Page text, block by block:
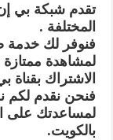
تقدم شبكة بي
المختلفة .
فنوفر لك
لمشاهدة
الاشتراك
فنحن نقدم لكم
لمساعدتك على
بالكويت.